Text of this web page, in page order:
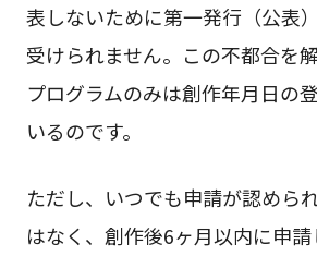
表しないために第一発行（公表
受けられません。この不都合を
プログラムのみは創作年月日の
いるのです。
ただし、いつでも申請が認めら
はなく、創作後6ヶ月以内に申